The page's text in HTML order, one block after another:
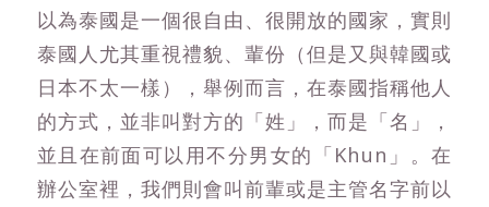
以為泰國是一個很自由、很開放的國家，實則
泰國人尤其重視禮貌、輩份（但是又與韓國或
日本不太一樣），舉例而言，在泰國指稱他人
的方式，並非叫對方的「姓」，而是「名」，
並且在前面可以用不分男女的「Khun」。在
辦公室裡，我們則會叫前輩或是主管名字前以